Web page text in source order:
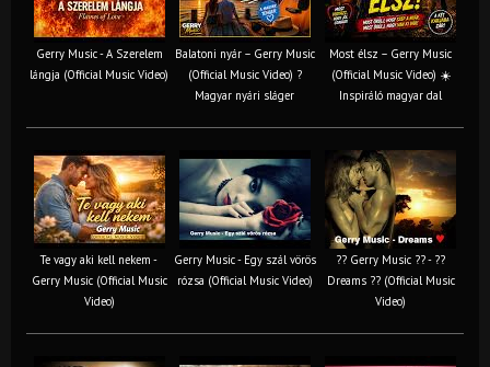
Gerry Music - A Szerelem
lángja (Official Music Video)
Balatoni nyár – Gerry Music
(Official Music Video) ?
Magyar nyári sláger
Most élsz – Gerry Music
(Official Music Video) ☀️
Inspiráló magyar dal
Te vagy aki kell nekem -
Gerry Music (Official Music
Video)
Gerry Music - Egy szál vörös
rózsa (Official Music Video)
?? Gerry Music ?? - ??
Dreams ?? (Official Music
Video)